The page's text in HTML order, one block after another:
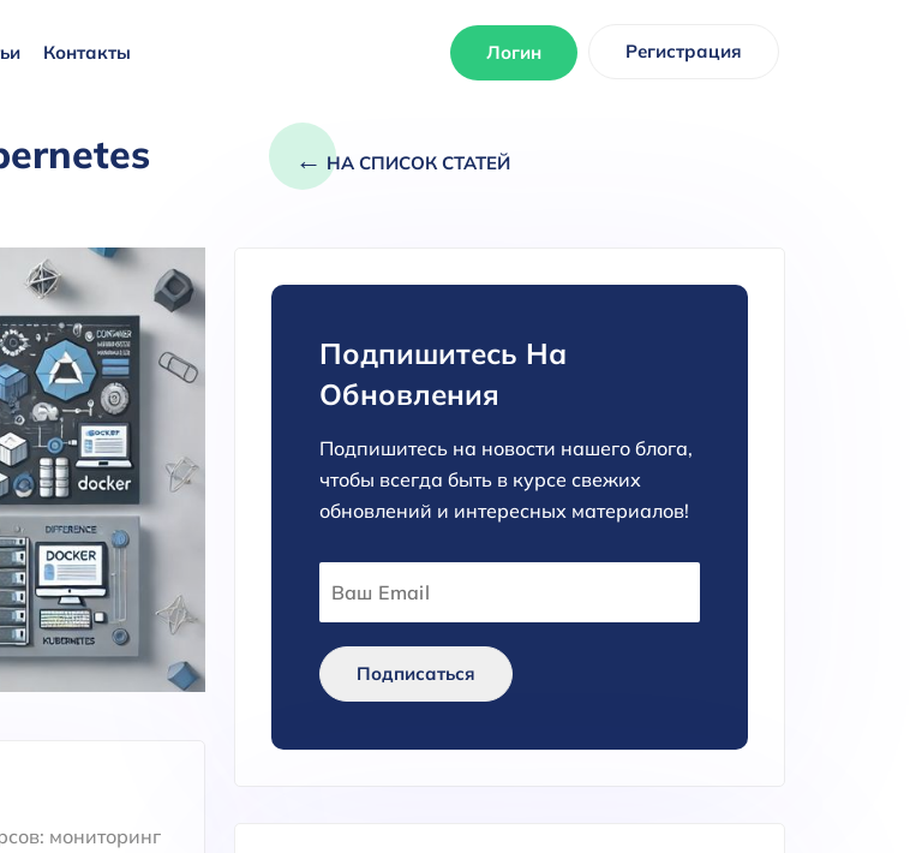
Контакты Логин Регистрация
← НА СПИСОК СТАТЕЙ
мониторинг
Подпишитесь На
Обновления
Подпишитесь на новости нашего блога,
чтобы всегда быть в курсе свежих
обновлений и интересных материалов!
Подписаться